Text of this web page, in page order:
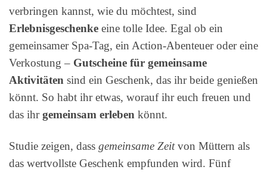
verbringen kannst, wie du möchtest, sind
Erlebnisgeschenke eine tolle Idee. Egal ob ein
gemeinsamer Spa-Tag, ein Action-Abenteuer oder eine
Verkostung – Gutscheine für gemeinsame
Aktivitäten sind ein Geschenk, das ihr beide genießen
könnt. So habt ihr etwas, worauf ihr euch freuen und
das ihrgemeinsam erleben könnt.
Studie zeigen, dass gemeinsame Zeitvon Müttern als
das wertvollste Geschenk empfunden wird. Fünf